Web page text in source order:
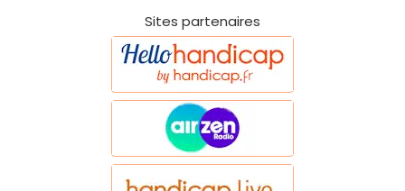
Sites partenaires